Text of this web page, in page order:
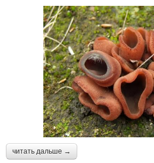
читать дальше →